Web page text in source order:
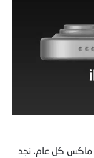
ماكس كل عام، نجد